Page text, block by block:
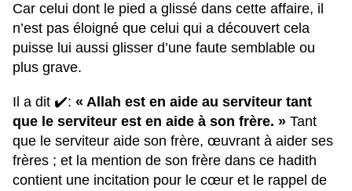
Car celui dont le pied a glissé dans cette affaire, il
n’est pas éloigné que celui qui a découvert cela
puisse lui aussi glisser d’une faute semblable ou
plus grave.
Il a dit ✔️: « Allah est en aide au serviteur tant
que le serviteur est en aide à son frère. » Tant
que le serviteur aide son frère, œuvrant à aider ses
frères ; et la mention de son frère dans ce hadith
contient une incitation pour le cœur et le rappel de